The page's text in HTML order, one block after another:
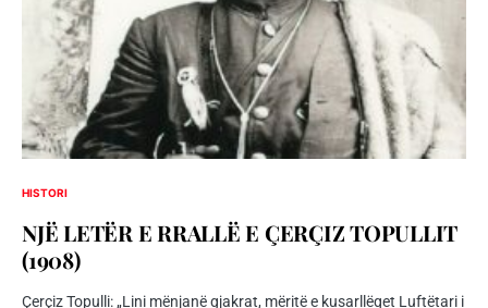
HISTORI
NJË LETËR E RRALLË E ÇERÇIZ TOPULLIT
(1908)
Çerçiz Topulli: „Lini mënjanë gjakrat, mëritë e kusarllëqet Luftëtari i